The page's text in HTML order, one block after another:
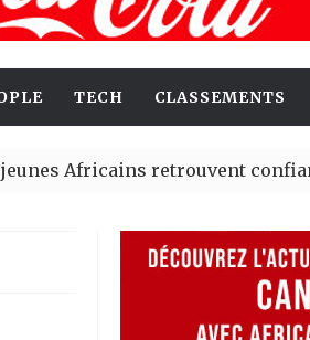
TECH CLASSEMENTS
Africains retrouvent confiance